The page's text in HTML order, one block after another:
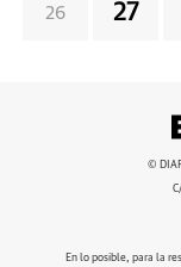
26 27
©
En lo posible, para la